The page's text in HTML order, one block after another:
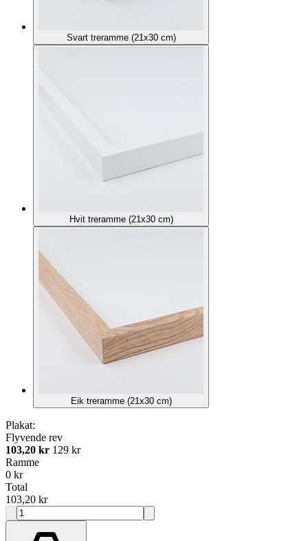
Svart treramme (21x30 cm)
Hvit treramme (21x30 cm)
Eik treramme (21x30 cm)
Plakat:
Flyvende rev
103,20 kr 129 kr
Ramme
0 kr
Total
103,20 kr